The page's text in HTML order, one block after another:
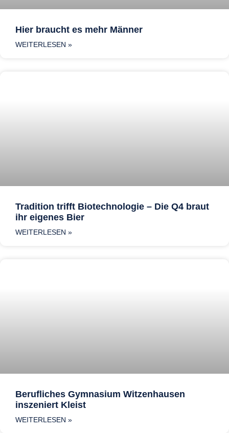
Hier braucht es mehr Männer
WEITERLESEN »
Tradition trifft Biotechnologie – Die Q4 braut
ihr eigenes Bier
WEITERLESEN »
Berufliches Gymnasium Witzenhausen
inszeniert Kleist
WEITERLESEN »